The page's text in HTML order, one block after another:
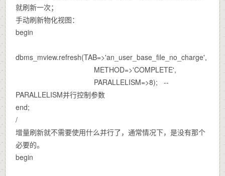
就刷新一次；
手动刷新物化视图：
begin
dbms_mview.refresh(TAB=>'an_user_base_file_no_charge',
METHOD=>'COMPLETE',
PARALLELISM=>8); --
PARALLELISM并行控制参数
end;
/
增量刷新就不需要使用什么并行了，通常情况下，是没有那个
必要的。
begin